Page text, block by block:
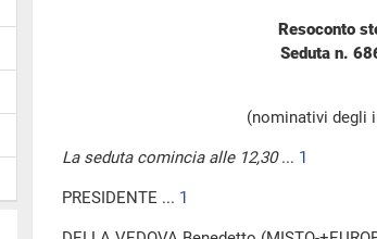
Resoconto
Seduta n.
(nominativi degli
La seduta comincia alle 12,30... 1
PRESIDENTE ... 1